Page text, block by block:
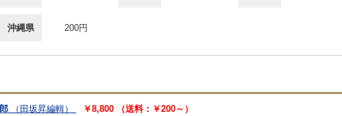
沖縄県 200円
（田坂昇編輯）
￥8,800 （送料：￥200～）